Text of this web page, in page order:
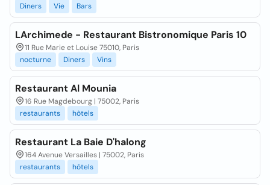
Diners
Vie Bars
LArchimede - Restaurant Bistronomique Paris 10
11 Rue Marie et Louise 75010, Paris
nocturne
Diners Vins
Restaurant Al Mounia
16 Rue Magdebourg | 75002, Paris
restaurants
hôtels
Restaurant La Baie D'halong
164 Avenue Versailles | 75002, Paris
restaurants
hôtels